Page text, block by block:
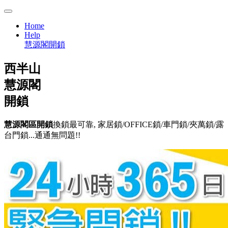
Home
Help
慧源閣開鎖
西半山
慧源閣
開鎖
慧源閣區開鎖換鎖最可靠, 家居鎖/OFFICE鎖/車門鎖/夾萬鎖/露
台門鎖...通通無問題!!